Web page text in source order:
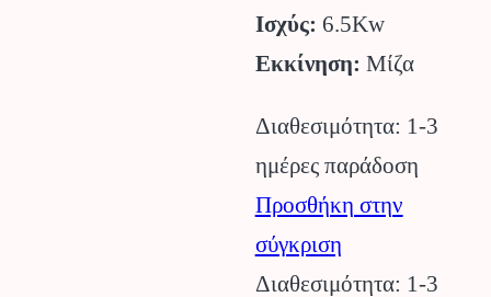
Ισχύς: 6.5Kw
Εκκίνηση: Μίζα
Διαθεσιμότητα: 1-3
ημέρες παράδοση
Προσθήκη στην
σύγκριση
Διαθεσιμότητα: 1-3